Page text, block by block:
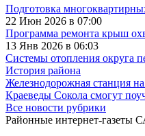
Подготовка
22 Июн 2026 в 07:00
Программа ремонта крыш
13 Янв 2026 в 06:03
Системы отопления округа
История района
Железнодорожная станция
Краеведы Сокола смогут
Все новости рубрики
Районные интернет-газеты